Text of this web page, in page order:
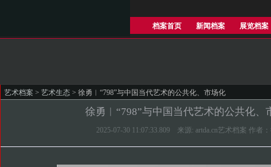
档案首页 新闻档案 展览档案
艺术档案 > 艺术生态 > 徐勇︱“798”与中国当代艺术的公共化、市场化
徐勇︱“798”与中国当代艺术的公共化、
2025-07-30 11:07:33.809 来源: artda.cn艺术档案 作者